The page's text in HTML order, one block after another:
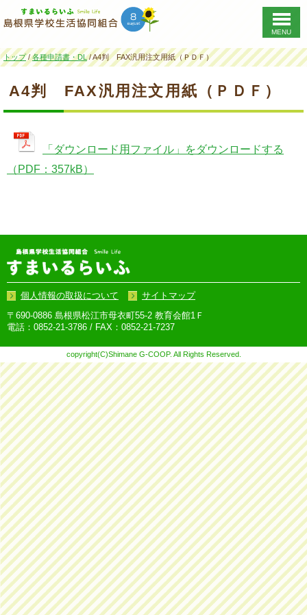
このページの本文へ
MENU
現
在
位
トップ/各種申請書・DL/A4判 FAX汎用注文用紙（ＰＤＦ）
A4判 FAX汎用注文用紙（ＰＤＦ）
「ダウンロード用ファイル」をダウンロードする
（PDF：357kB）
個人情報の取扱について
サイトマップ
〒690-0886 島根県松江市母衣町55-2 教育会館1Ｆ
電話：0852-21-3786 / FAX：0852-21-7237
copyright(C)Shimane G-COOP. All Rights Reserved.